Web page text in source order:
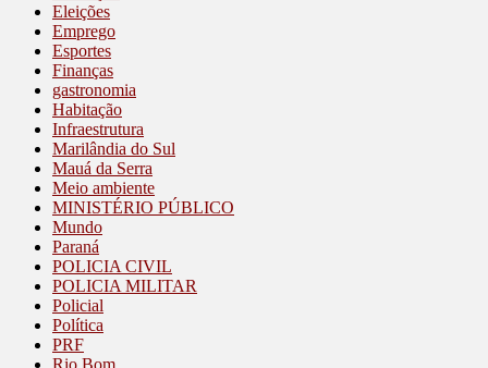
Eleições
Emprego
Esportes
Finanças
gastronomia
Habitação
Infraestrutura
Marilândia do Sul
Mauá da Serra
Meio ambiente
MINISTÉRIO PÚBLICO
Mundo
Paraná
POLICIA CIVIL
POLICIA MILITAR
Policial
Política
PRF